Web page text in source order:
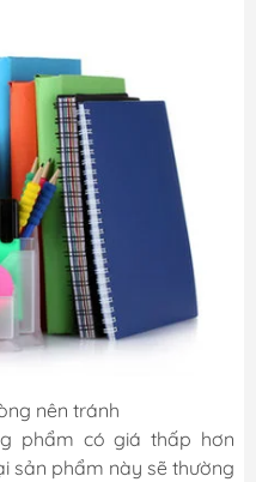
nên tránh
phẩm có giá thấp hơn
sản phẩm này sẽ thường